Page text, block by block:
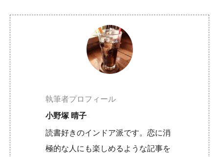
執筆者プロフィール
小野塚 晴子
読書好きのインドア派です。恋に消
極的な人にも楽しめるような記事を